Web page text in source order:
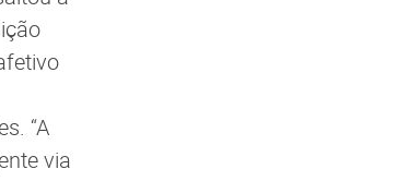
“A
via